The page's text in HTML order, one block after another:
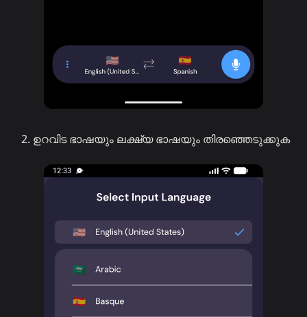
ഉറവിട ഭാഷയും ലക്ഷ്യ ഭാഷയും തിരഞ്ഞെടുക്കുക